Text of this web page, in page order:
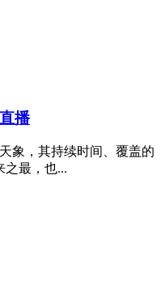
播
象，其持续时间、覆盖的
之最，也...